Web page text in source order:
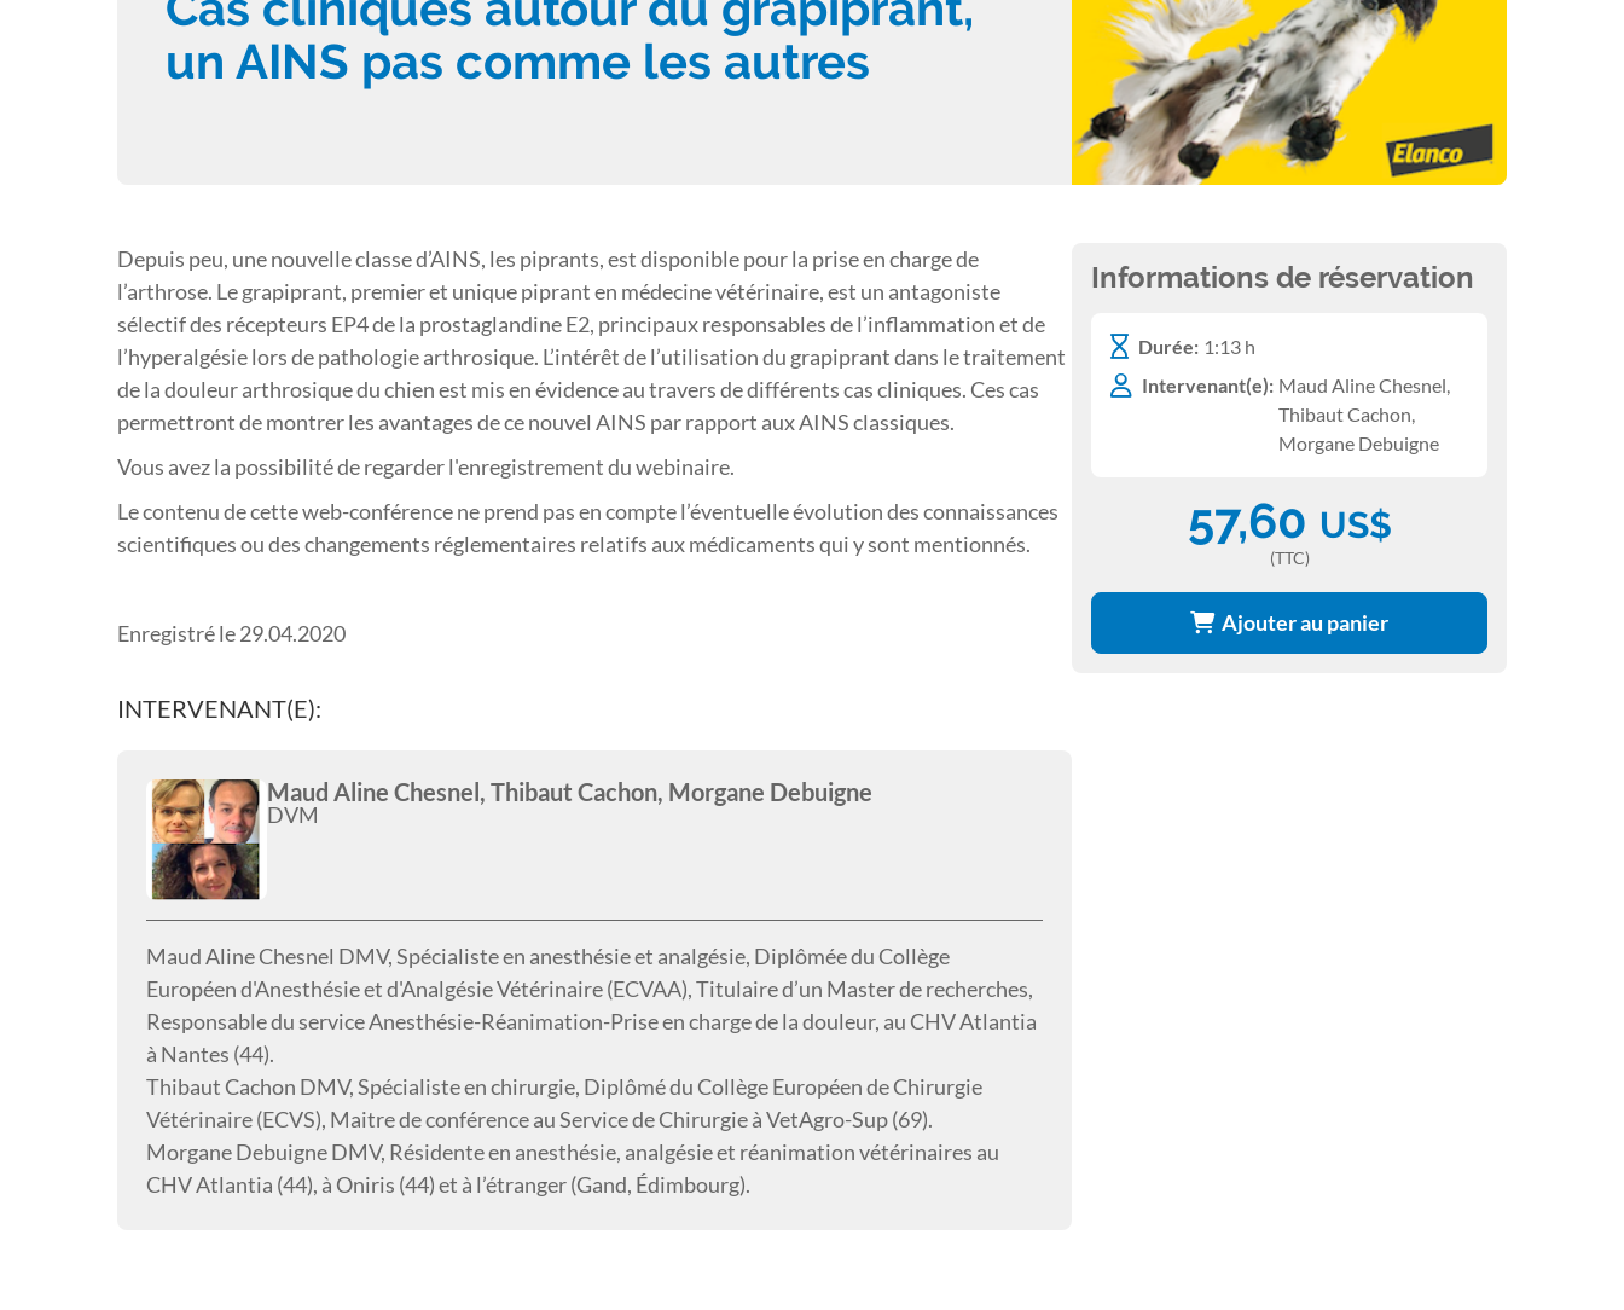
un AINS pas comme les autres
Depuis peu, une nouvelle classe d’AINS, les piprants, est disponible pour la prise en charge de
l’arthrose. Le grapiprant, premier et unique piprant en médecine vétérinaire, est un antagoniste
sélectif des récepteurs EP4 de la prostaglandine E2, principaux responsables de l’inflammation et de
l’hyperalgésie lors de pathologie arthrosique. L’intérêt de l’utilisation du grapiprant dans le traitement
de la douleur arthrosique du chien est mis en évidence au travers de différents cas cliniques. Ces cas
permettront de montrer les avantages de ce nouvel AINS par rapport aux AINS classiques.
Vous avez la possibilité de regarder l'enregistrement du webinaire.
Le contenu de cette web-conférence ne prend pas en compte l’éventuelle évolution des connaissances
scientifiques ou des changements réglementaires relatifs aux médicaments qui y sont mentionnés.
Enregistré le 29.04.2020
INTERVENANT(E):
Maud Aline Chesnel, Thibaut Cachon, Morgane Debuigne
DVM
Maud Aline Chesnel DMV, Spécialiste en anesthésie et analgésie, Diplômée du Collège
Européen d'Anesthésie et d'Analgésie Vétérinaire (ECVAA), Titulaire d’un Master de recherches,
Responsable du service Anesthésie-Réanimation-Prise en charge de la douleur, au CHV Atlantia
à Nantes (44).
Thibaut Cachon DMV, Spécialiste en chirurgie, Diplômé du Collège Européen de Chirurgie
Vétérinaire (ECVS), Maitre de conférence au Service de Chirurgie à VetAgro-Sup (69).
Morgane DebuigneDMV, Résidente en anesthésie, analgésie et réanimation vétérinaires au
CHV Atlantia (44), à Oniris (44) et à l’étranger (Gand, Édimbourg).
Informations de réservation
Durée: 1:13 h
Intervenant(e): Maud Aline Chesnel,
Thibaut Cachon,
Morgane Debuigne
57,60 US$
(TTC)
Ajouter au panier